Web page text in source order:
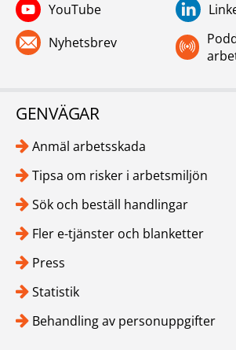
YouTube
Nyhetsbrev
GENVÄGAR
Anmäl arbetsskada
Tipsa om risker i arbetsmiljön
Sök och beställ handlingar
Fler e-tjänster och blanketter
Press
Statistik
Behandling av personuppgifter